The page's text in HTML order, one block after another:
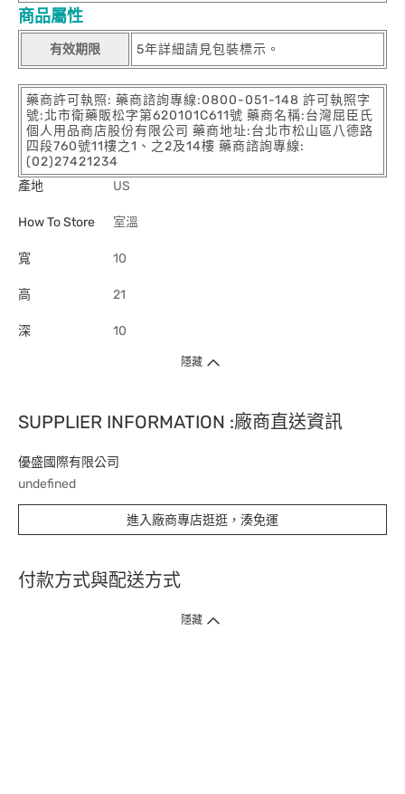
商品屬性
有效期限 5年詳細請見包裝標示。
藥商許可執照: 藥商諮詢專線:0800-051-148 許可執照字
號:北市衛藥販松字第620101C611號 藥商名稱:台灣屈臣氏
個人用品商店股份有限公司 藥商地址:台北市松山區八德路
四段760號11樓之1、之2及14樓 藥商諮詢專線:
(02)27421234
產地
US
How To Store 室溫
寬 10
高 21
深 10
隱藏
SUPPLIER INFORMATION :廠商直送資訊
優盛國際有限公司
undefined
進入廠商專店逛逛，湊免運
付款方式與配送方式
隱藏